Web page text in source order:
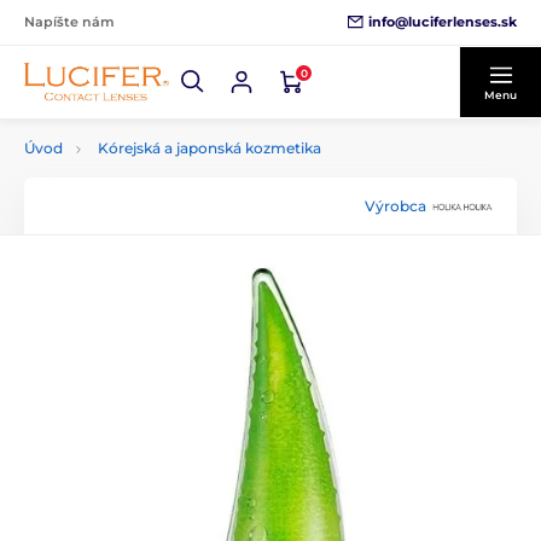
Napíšte nám info@luciferlenses.sk
0
Menu
Úvod Kórejská a japonská kozmetika
Výrobca